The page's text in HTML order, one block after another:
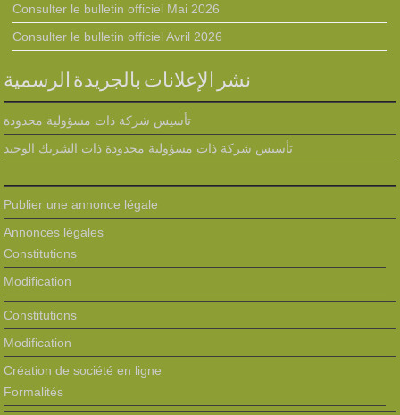
Consulter le bulletin officiel Mai 2026
Consulter le bulletin officiel Avril 2026
نشر الإعلانات بالجريدة الرسمية
تأسيس شركة ذات مسؤولية محدودة
تأسيس شركة ذات مسؤولية محدودة ذات الشريك الوحيد
Publier une annonce légale
Annonces légales
Constitutions
Modification
Constitutions
Modification
Création de société en ligne
Formalités